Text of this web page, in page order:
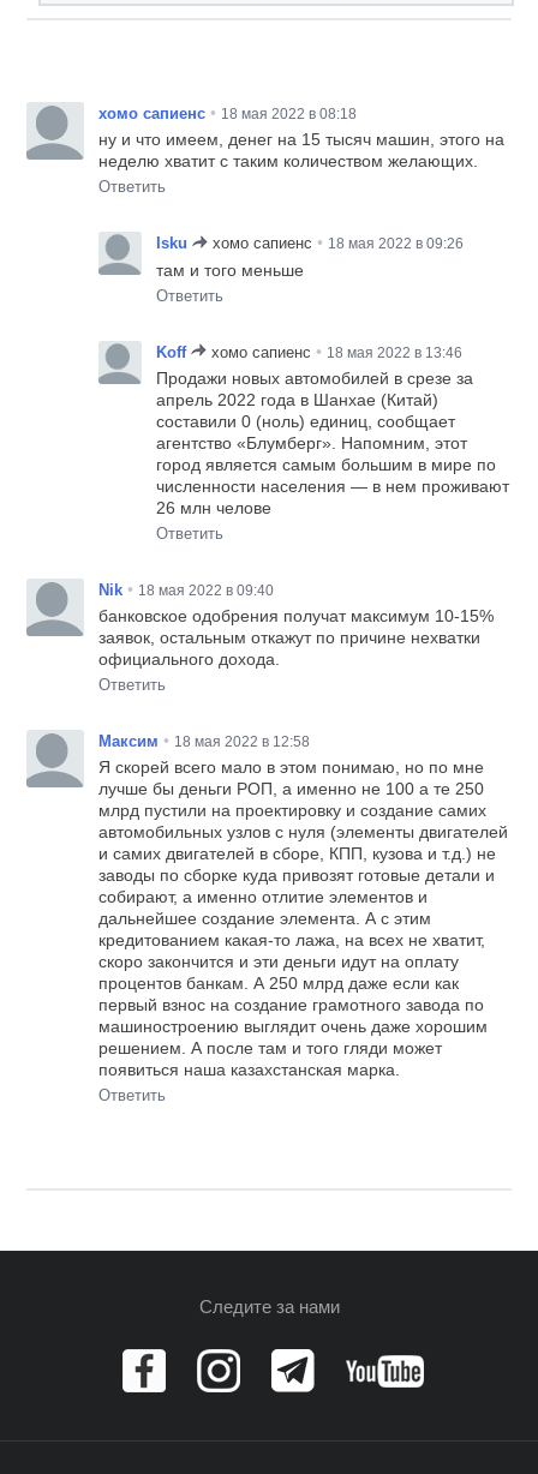
хомо сапиенс • 18 мая 2022 в 08:18
ну и что имеем, денег на 15 тысяч машин, этого на
неделю хватит с таким количеством желающих.
Ответить
Isku хомо сапиенс • 18 мая 2022 в 09:26
там и того меньше
Ответить
Koff хомо сапиенс • 18 мая 2022 в 13:46
Продажи новых автомобилей в срезе за
апрель 2022 года в Шанхае (Китай)
составили 0 (ноль) единиц, сообщает
агентство «Блумберг». Напомним, этот
город является самым большим в мире по
численности населения — в нем проживают
26 млн челове
Ответить
Nik • 18 мая 2022 в 09:40
банковское одобрения получат максимум 10-15%
заявок, остальным откажут по причине нехватки
официального дохода.
Ответить
Максим • 18 мая 2022 в 12:58
Я скорей всего мало в этом понимаю, но по мне
лучше бы деньги РОП, а именно не 100 а те 250
млрд пустили на проектировку и создание самих
автомобильных узлов с нуля (элементы двигателей
и самих двигателей в сборе, КПП, кузова и т.д.) не
заводы по сборке куда привозят готовые детали и
собирают, а именно отлитие элементов и
дальнейшее создание элемента. А с этим
кредитованием какая-то лажа, на всех не хватит,
скоро закончится и эти деньги идут на оплату
процентов банкам. А 250 млрд даже если как
первый взнос на создание грамотного завода по
машиностроению выглядит очень даже хорошим
решением. А после там и того гляди может
появиться наша казахстанская марка.
Ответить
Следите за нами